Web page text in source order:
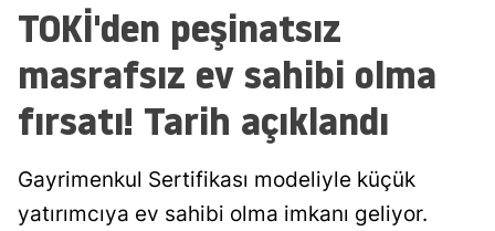
Amasya
Ankara
Antalya
TOKİ'den peşinatsız
masrafsız ev sahibi olma
fırsatı! Tarih açıklandı
Gayrimenkul Sertifikası modeliyle küçük
yatırımcıya ev sahibi olma imkanı geliyor.